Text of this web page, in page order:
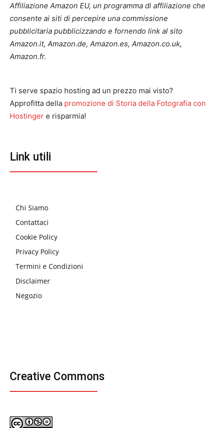
Affiliazione Amazon EU, un programma di affiliazione che
consente ai siti di percepire una commissione
pubblicitaria pubblicizzando e fornendo link al sito
Amazon.it, Amazon.de, Amazon.es, Amazon.co.uk,
Amazon.fr.
Ti serve spazio hosting ad un prezzo mai visto?
Approfitta della promozione di Storia della Fotografia con
Hostinger e risparmia!
Link utili
Chi Siamo
Contattaci
Cookie Policy
Privacy Policy
Termini e Condizioni
Disclaimer
Negozio
Creative Commons